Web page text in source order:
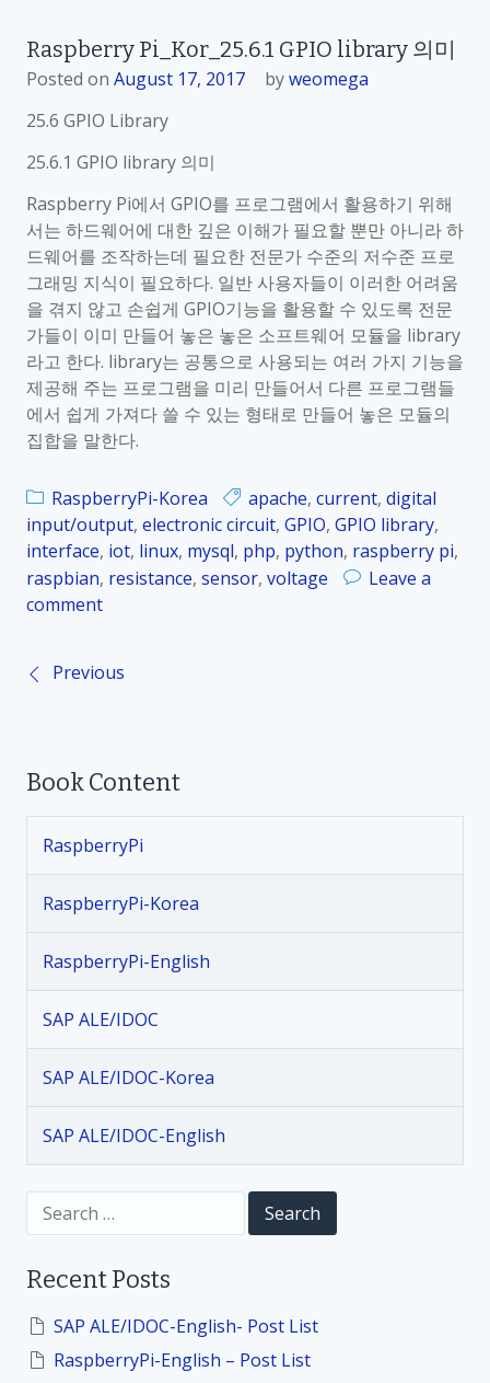
R
P
I
O
l
i
b
r
a
r
y
a
s
r
y
P
i
_
K
o
r
_
.
6
.
2
l
b
Raspberry Pi_Kor_25.6.1 GPIO library 의미
Posted on August 17, 2017 byweomega
25.6 GPIO Library
25.6.1 GPIO library 의미
Raspberry Pi에서 GPIO를 프로그램에서 활용하기 위해
서는 하드웨어에 대한 깊은 이해가 필요할 뿐만 아니라 하
드웨어를 조작하는데 필요한 전문가 수준의 저수준 프로
그래밍 지식이 필요하다. 일반 사용자들이 이러한 어려움
을 겪지 않고 손쉽게 GPIO기능을 활용할 수 있도록 전문
가들이 이미 만들어 놓은 놓은 소프트웨어 모듈을 library
라고 한다. library는 공통으로 사용되는 여러 가지 기능을
제공해 주는 프로그램을 미리 만들어서 다른 프로그램들
에서 쉽게 가져다 쓸 수 있는 형태로 만들어 놓은 모듈의
집합을 말한다.
RaspberryPi-Korea apache, current, digital
input/output, electronic circuit, GPIO, GPIO library,
interface, iot, linux, mysql, php, python, raspberry pi,
raspbian, resistance, sensor, voltage
Leave a
comment
a
e
r
r
K
o
r
_
2
5
.
G
I
O
l
i
P
s
n
a
v
i
g
a
t
i
o
Previous
Book Content
RaspberryPi
RaspberryPi-Korea
RaspberryPi-English
SAP ALE/IDOC
SAP ALE/IDOC-Korea
SAP ALE/IDOC-English
c
o
Recent Posts
SAP ALE/IDOC-English- Post List
RaspberryPi-English – Post List